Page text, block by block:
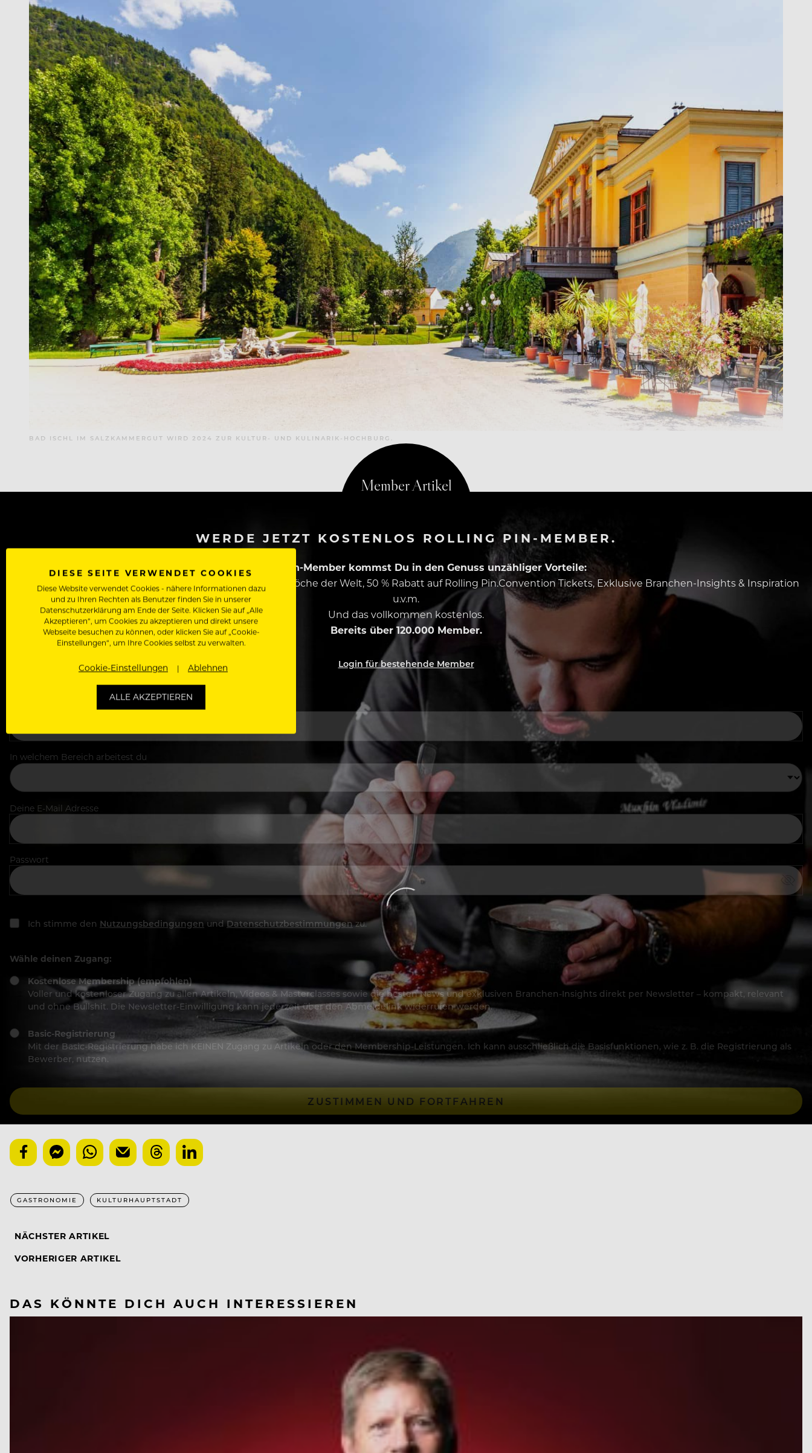
BAD ISCHL IM SALZKAMMERGUT WIRD 2024 ZUR KULTUR- UND KULINARIK-HOCHBURG.
WERDE JETZT KOSTENLOS ROLLING PIN-MEMBER.
Als Rolling Pin-Member kommst Du in den Genuss unzähliger Vorteile:
Zugriff auf alle Artikel, Videos & Masterclasses der besten Köche der Welt, 50 % Rabatt auf Rolling Pin.Convention Tickets, Exklusive Branchen-Insights & Inspiration
u.v.m.
Und das vollkommen kostenlos.
Bereits über 120.000 Member.
Login für bestehende Member
In welchem Bereich arbeitest du
Deine E-Mail Adresse
Passwort
Ich stimme den Nutzungsbedingungen und Datenschutzbestimmungenzu.
Wähle deinen Zugang:
Kostenlose Membership (empfohlen)
Voller und kostenloser Zugang zu allen Artikeln, Videos & Masterclasses sowie die besten News und exklusiven Branchen-Insights direkt per Newsletter – kompakt, relevant
und ohne Bullshit. Die Newsletter-Einwilligung kann jederzeit über den Abmeldelink widerrufen werden.
Basic-Registrierung
Mit der Basic-Registrierung habe ich KEINEN Zugang zu Artikeln oder den Membership-Leistungen. Ich kann ausschließlich die Basisfunktionen, wie z. B. die Registrierung als
Bewerber, nutzen.
ZUSTIMMEN UND FORTFAHREN
GASTRONOMIE KULTURHAUPTSTADT
NÄCHSTER ARTIKEL
VORHERIGER ARTIKEL
DAS KÖNNTE DICH AUCH INTERESSIEREN
DIESE SEITE VERWENDET COOKIES
Diese Website verwendet Cookies - nähere Informationen dazu
und zu Ihren Rechten als Benutzer finden Sie in unserer
Datenschutzerklärung am Ende der Seite. Klicken Sie auf „Alle
Akzeptieren“, um Cookies zu akzeptieren und direkt unsere
Webseite besuchen zu können, oder klicken Sie auf „Cookie-
Einstellungen“, um Ihre Cookies selbst zu verwalten.
Cookie-Einstellungen Ablehnen
ALLE AKZEPTIEREN